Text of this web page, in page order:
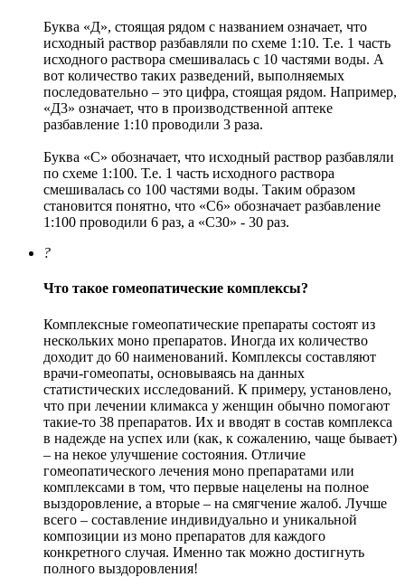
Буква «Д», стоящая рядом с названием означает, что
исходный раствор разбавляли по схеме 1:10. Т.е. 1 часть
исходного раствора смешивалась с 10 частями воды. А
вот количество таких разведений, выполняемых
последовательно – это цифра, стоящая рядом. Например,
«Д3» означает, что в производственной аптеке
разбавление 1:10 проводили 3 раза.
Буква «С» обозначает, что исходный раствор разбавляли
по схеме 1:100. Т.е. 1 часть исходного раствора
смешивалась со 100 частями воды. Таким образом
становится понятно, что «С6» обозначает разбавление
1:100 проводили 6 раз, а «С30» - 30 раз.
?
Что такое гомеопатические комплексы?
Комплексные гомеопатические препараты состоят из
нескольких моно препаратов. Иногда их количество
доходит до 60 наименований. Комплексы составляют
врачи-гомеопаты, основываясь на данных
статистических исследований. К примеру, установлено,
что при лечении климакса у женщин обычно помогают
такие-то 38 препаратов. Их и вводят в состав комплекса
в надежде на успех или (как, к сожалению, чаще бывает)
– на некое улучшение состояния. Отличие
гомеопатического лечения моно препаратами или
комплексами в том, что первые нацелены на полное
выздоровление, а вторые – на смягчение жалоб. Лучше
всего – составление индивидуально и уникальной
композиции из моно препаратов для каждого
конкретного случая. Именно так можно достигнуть
полного выздоровления!